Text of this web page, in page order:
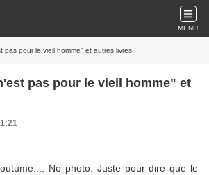
MENU
pas pour le vieil homme" et autres livres
pas pour le vieil homme" et
No photo. Juste pour dire que le